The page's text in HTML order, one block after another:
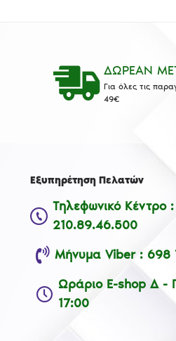
ΔΩΡΕΑΝ
Για όλες τις
49€
Εξυπηρέτηση Πελατών
Τηλεφωνικό Κέντρο :
210.89.46.500
Μήνυμα Viber : 698
Ωράριο E-shop Δ -
17:00